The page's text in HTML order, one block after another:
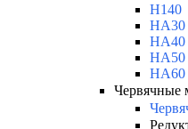
H140
HA30
HA40
HA50
HA60
Червячные